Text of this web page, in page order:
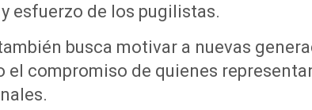
esfuerzo de los pugilistas.
busca motivar a nuevas
compromiso de quienes